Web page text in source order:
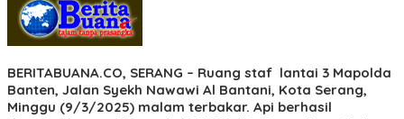
BERITABUANA.CO, SERANG – Ruang staf lantai 3 Mapolda
Banten, Jalan Syekh Nawawi Al Bantani, Kota Serang,
Minggu (9/3/2025) malam terbakar. Api berhasil